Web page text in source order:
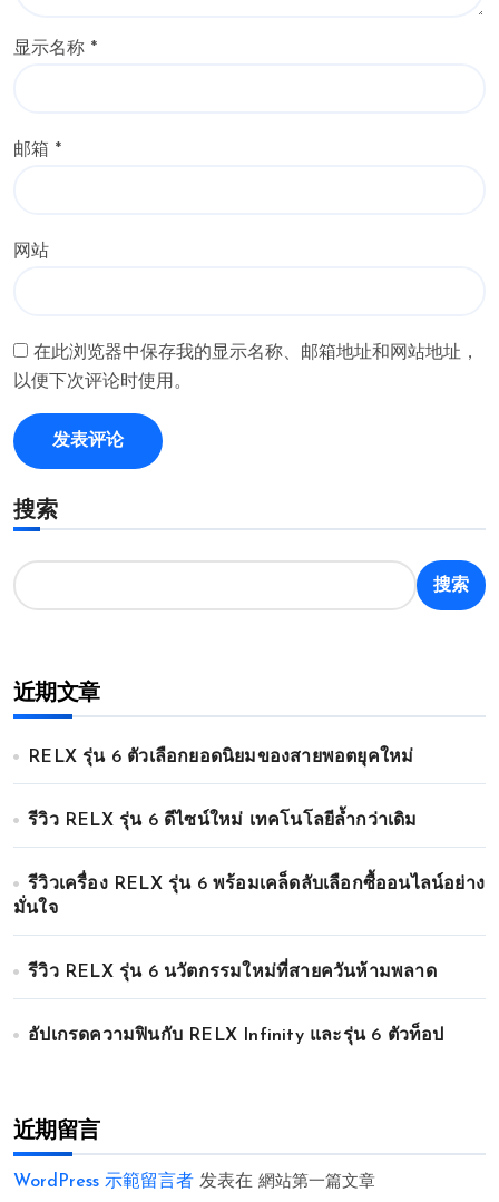
显示名称 *
邮箱 *
网站
在此浏览器中保存我的显示名称、邮箱地址和网站地址，
以便下次评论时使用。
搜索
搜索
近期文章
RELX รุ่น 6 ตัวเลือกยอดนิยมของสายพอตยุคใหม่
รีวิว RELX รุ่น 6 ดีไซน์ใหม่ เทคโนโลยีล้ำกว่าเดิม
รีวิวเครื่อง RELX รุ่น 6 พร้อมเคล็ดลับเลือกซื้ออนไลน์อย่าง
มั่นใจ
รีวิว RELX รุ่น 6 นวัตกรรมใหม่ที่สายควันห้ามพลาด
อัปเกรดความฟินกับ RELX Infinity และรุ่น 6 ตัวท็อป
近期留言
WordPress 示範留言者 发表在 網站第一篇文章